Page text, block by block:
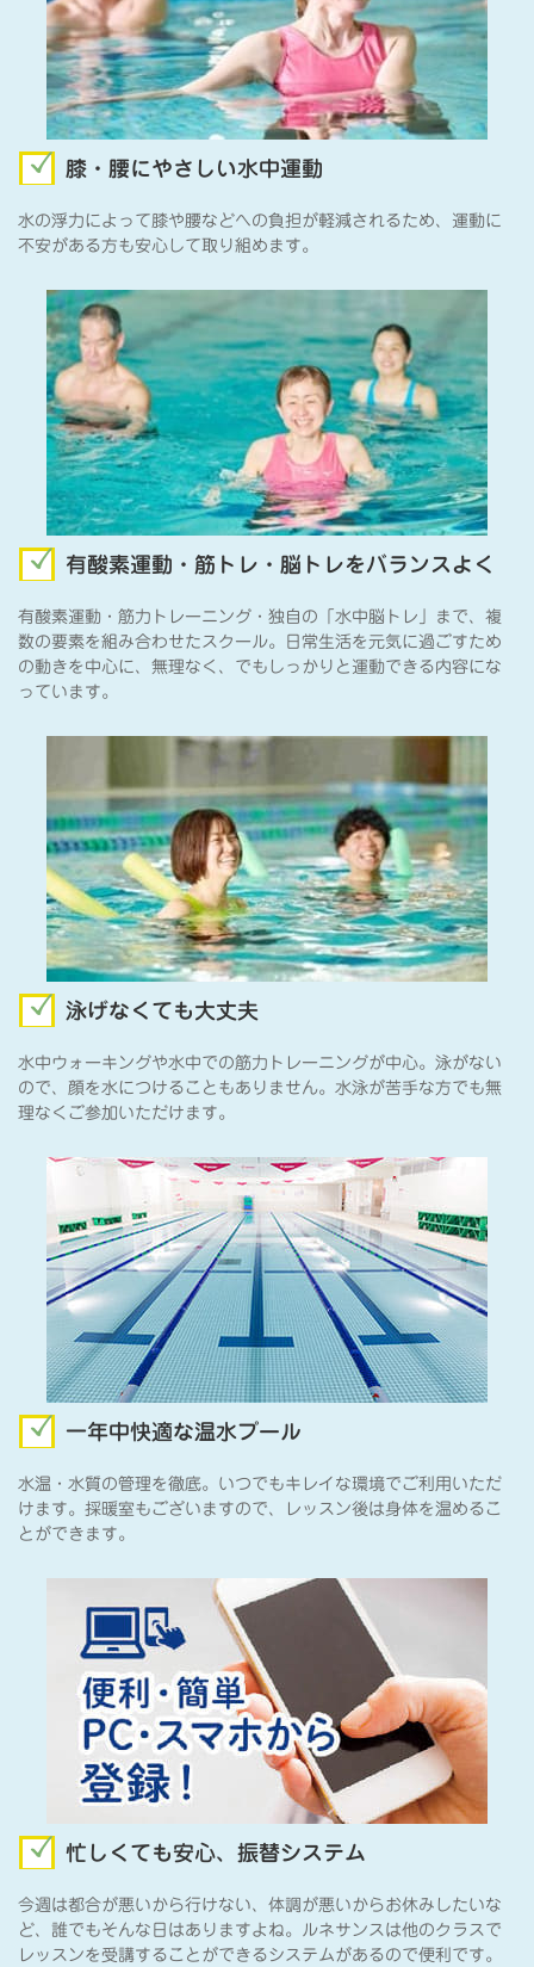
膝・腰にやさしい水中運動
水の浮力によって膝や腰などへの負担が軽減されるため、運動に
不安がある方も安心して取り組めます。
有酸素運動・筋トレ・脳トレをバランスよく
有酸素運動・筋力トレーニング・独自の「水中脳トレ」まで、複
数の要素を組み合わせたスクール。日常生活を元気に過ごすため
の動きを中心に、無理なく、でもしっかりと運動できる内容にな
っています。
泳げなくても大丈夫
水中ウォーキングや水中での筋力トレーニングが中心。泳がない
ので、顔を水につけることもありません。水泳が苦手な方でも無
理なくご参加いただけます。
一年中快適な温水プール
水温・水質の管理を徹底。いつでもキレイな環境でご利用いただ
けます。採暖室もございますので、レッスン後は身体を温めるこ
とができます。
忙しくても安心、振替システム
今週は都合が悪いから行けない、体調が悪いからお休みしたいな
ど、誰でもそんな日はありますよね。ルネサンスは他のクラスで
レッスンを受講することができるシステムがあるので便利です。